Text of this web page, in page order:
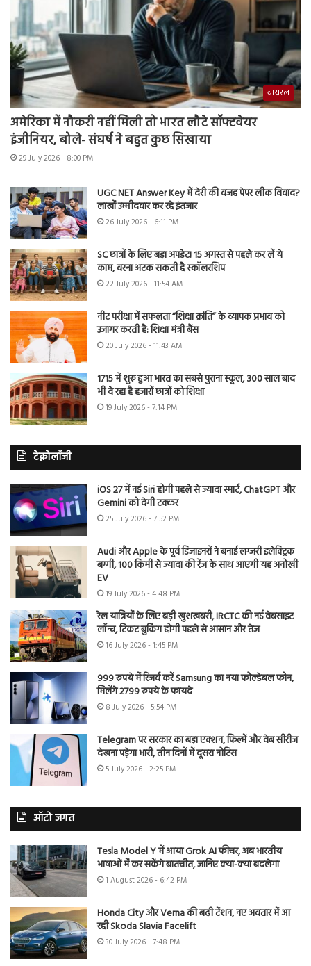
वायरल
अमेरिका में नौकरी नहीं मिली तो भारत लौटे सॉफ्टवेयर
इंजीनियर, बोले- संघर्ष ने बहुत कुछ सिखाया
29 July 2026 - 8:00 PM
UGC NET Answer Key में देरी की वजह पेपर लीक विवाद?
लाखों उम्मीदवार कर रहे इंतजार
26 July 2026 - 6:11 PM
SC छात्रों के लिए बड़ा अपडेट! 15 अगस्त से पहले कर लें ये
काम, वरना अटक सकती है स्कॉलरशिप
22 July 2026 - 11:54 AM
नीट परीक्षा में सफलता “शिक्षा क्रांति” के व्यापक प्रभाव को
उजागर करती है: शिक्षा मंत्री बैंस
20 July 2026 - 11:43 AM
1715 में शुरू हुआ भारत का सबसे पुराना स्कूल, 300 साल बाद
भी दे रहा है हजारों छात्रों को शिक्षा
19 July 2026 - 7:14 PM
टेक्नोलॉजी
iOS 27 में नई Siri होगी पहले से ज्यादा स्मार्ट, ChatGPT और
Gemini को देगी टक्कर
25 July 2026 - 7:52 PM
Audi और Apple के पूर्व डिजाइनरों ने बनाई लग्जरी इलेक्ट्रिक
बग्गी, 100 किमी से ज्यादा की रेंज के साथ आएगी यह अनोखी
EV
19 July 2026 - 4:48 PM
रेल यात्रियों के लिए बड़ी खुशखबरी, IRCTC की नई वेबसाइट
लॉन्च, टिकट बुकिंग होगी पहले से आसान और तेज
16 July 2026 - 1:45 PM
999 रुपये में रिजर्व करें Samsung का नया फोल्डेबल फोन,
मिलेंगे 2799 रुपये के फायदे
8 July 2026 - 5:54 PM
Telegram पर सरकार का बड़ा एक्शन, फिल्में और वेब सीरीज
देखना पड़ेगा भारी, तीन दिनों में दूसरा नोटिस
5 July 2026 - 2:25 PM
ऑटो जगत
Tesla Model Y में आया Grok AI फीचर, अब भारतीय
भाषाओं में कर सकेंगे बातचीत, जानिए क्या-क्या बदलेगा
1 August 2026 - 6:42 PM
Honda City और Verna की बढ़ी टेंशन, नए अवतार में आ
रही Skoda Slavia Facelift
30 July 2026 - 7:48 PM